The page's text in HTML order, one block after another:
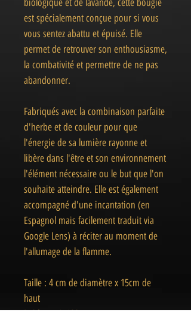
est spécialement conçue pour si vous
vous sentez abattu et épuisé. Elle
permet de retrouver son enthousiasme,
la combativité et permettre de ne pas
abandonner.
Fabriqués avec la combinaison parfaite
d'herbe et de couleur pour que
l'énergie de sa lumière rayonne et
libère dans l'être et son environnement
l'élément nécessaire ou le but que l'on
souhaite atteindre. Elle est également
accompagné d'une incantation (en
Espagnol mais facilement traduit via
Google Lens) à réciter au moment de
l'allumage de la flamme.
Taille : 4 cm de diamètre x 15cm de
haut
Poids : +/- 190gr